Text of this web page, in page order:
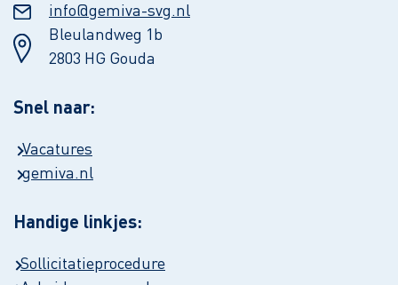
info@gemiva-svg.nl
Bleulandweg 1b
2803 HG Gouda
Snel naar:
Vacatures
gemiva.nl
Handige linkjes:
Sollicitatieprocedure